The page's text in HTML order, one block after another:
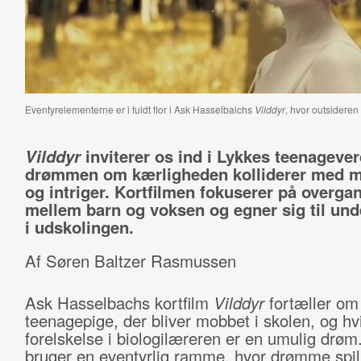
Eventyrelementerne er i fuldt flor i Ask Hasselbalchs Vilddyr, hvor
Vilddyrinviterer os ind i Lykkes
drømmen om kærligheden kolliderer med
og intriger. Kortfilmen fokuserer på
mellem barn og voksen og egner sig til
i udskolingen.
Af Søren Baltzer Rasmussen
Ask Hasselbachs kortfilm Vilddyrfortæller om
teenagepige, der bliver mobbet i skolen, og
forelskelse i biologilæreren er en umulig
bruger en eventyrlig ramme, hvor drømme